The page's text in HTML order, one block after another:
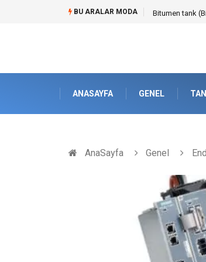
BU ARALAR MODA Güvenilir Chip
ANASAYFA GENEL
AnaSayfa Genel